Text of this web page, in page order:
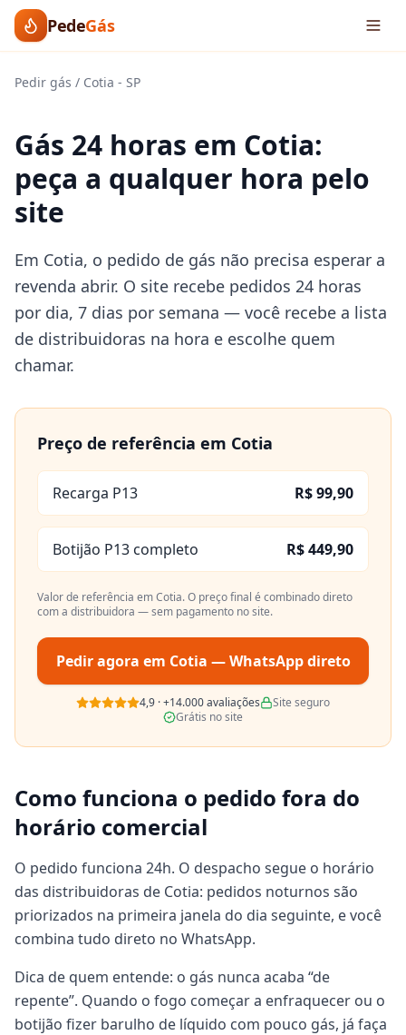
PedeGás
Pedir gás / Cotia - SP
Gás 24 horas em Cotia:
peça a qualquer hora pelo
site
Em Cotia, o pedido de gás não precisa esperar a
revenda abrir. O site recebe pedidos 24 horas
por dia, 7 dias por semana — você recebe a lista
de distribuidoras na hora e escolhe quem
chamar.
Preço de referência em Cotia
Recarga P13 R$ 99,90
Botijão P13 completo R$ 449,90
Valor de referência emCotia. O preço final é combinado direto
com a distribuidora — sem pagamento no site.
Pedir agora em Cotia — WhatsApp direto
4,9 ·+14.000avaliações
Site seguro
Grátis no site
Como funciona o pedido fora do
horário comercial
O pedido funciona 24h. O despacho segue o horário
das distribuidoras de Cotia: pedidos noturnos são
priorizados na primeira janela do dia seguinte, e você
combina tudo direto no WhatsApp.
Dica de quem entende: o gás nunca acaba “de
repente”. Quando o fogo começar a enfraquecer ou o
botijão fizer barulho de líquido com pouco gás, já faça